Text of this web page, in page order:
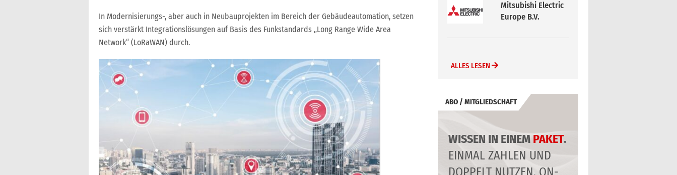
In Modernisierungs-, aber auch in Neubauprojekten im Bereich der Gebäudeautomation, setzen
sich verstärkt Integrationslösungen auf Basis des Funkstandards „Long Range Wide Area
Network“ (LoRaWAN) durch.
Bosch
Thermotechnik
ABO / MITGLIEDSCHAFT
WISSEN IN EINEM PAKET
EINMAL ZAHLEN UND